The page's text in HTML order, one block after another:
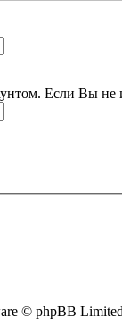
Если Вы не
© phpBB Limited